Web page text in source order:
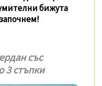
бижута
със
3 стъпки